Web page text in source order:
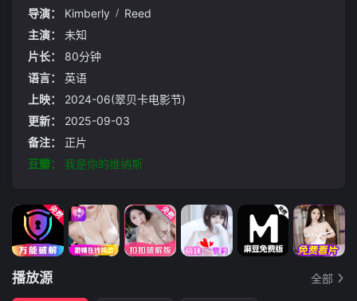
导演： Kimberly / Reed
主演：
未知
片长：
80分钟
语言：
英语
上映：
2024-06(翠贝卡电影节)
更新：
2025-09-03
备注：
正片
豆瓣：
我是你的维纳斯
播放源 全部